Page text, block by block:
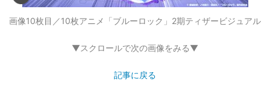
画像10枚目／10枚アニメ「ブルーロック」2期ティザービジュアル
▼スクロールで次の画像をみる▼
記事に戻る